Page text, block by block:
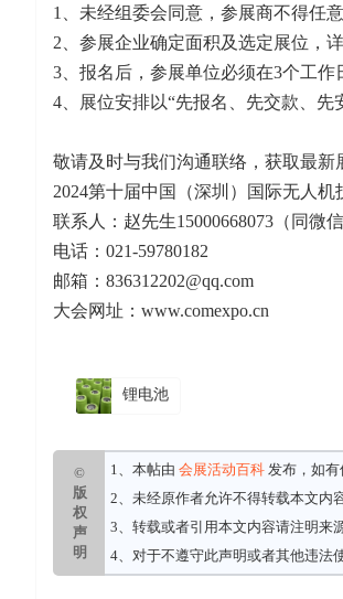
1、未经组委会同意，参展商不得任
2、参展企业确定面积及选定展位，
3、报名后，参展单位必须在3个工作
4、展位安排以“先报名、先交款、先
敬请及时与我们沟通联络，获取最新
2024第十届中国（深圳）国际无人
联系人：赵先生15000668073（同微信
电话：021-59780182
邮箱：836312202@qq.com
大会网址：www.comexpo.cn
锂电池
©
版
权
声
明
1、本帖由 会展活动百科 发布，如有
2、未经原作者允许不得转载本文内
3、转载或者引用本文内容请注明来
4、对于不遵守此声明或者其他违法